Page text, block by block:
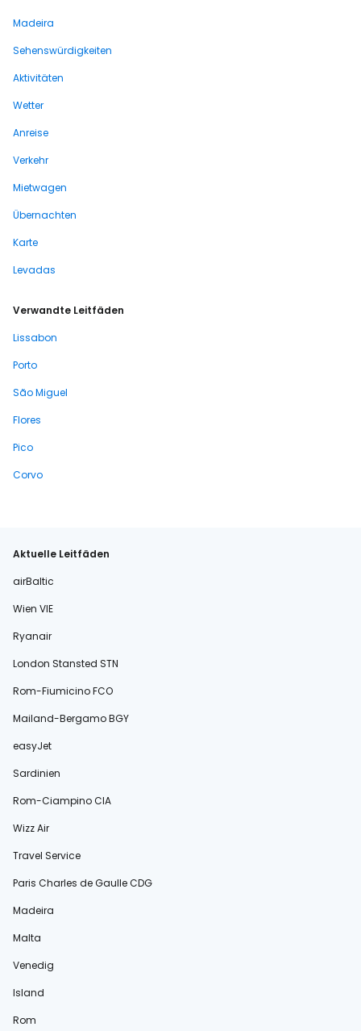
Madeira
Sehenswürdigkeiten
Aktivitäten
Wetter
Anreise
Verkehr
Mietwagen
Übernachten
Karte
Levadas
Verwandte Leitfäden
Lissabon
Porto
São Miguel
Flores
Pico
Corvo
Aktuelle Leitfäden
airBaltic
Wien VIE
Ryanair
London Stansted STN
Rom-Fiumicino FCO
Mailand-Bergamo BGY
easyJet
Sardinien
Rom-Ciampino CIA
Wizz Air
Travel Service
Paris Charles de Gaulle CDG
Madeira
Malta
Venedig
Island
Rom